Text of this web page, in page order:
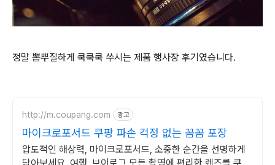
정말 뽐뿌질하게 쿡쿡쿡 쑤시는 제품 행사장 후기였습니다.
http://m.coupang.com 광고
마이크로포서드 쿠팡 파손 걱정 없는 꼼꼼 포장
압도적인 해상력, 마이크로포서드, 소중한 순간을 선명하게